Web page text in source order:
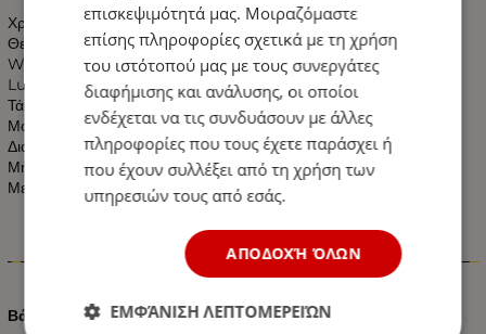
Χρώμα: Λευκό
Θερμοκρασία Χρώματος: 6000k Λευκό
Watt: 240W
Lumen: 19.200-21.600 LM το Λευκό Χρώμα.
Τάση: 10-30V DC
Μοίρες: 30°
Διαστάσεις:
Μήκος: 1054mm - Πλάτος: 100mm - Ύψος: 80mm
Με Πιστοποιητικά CE & RoHS
Χαρακτηριστικά
Βάρος (kg.)
επισκεψιμότητά μας. Μοιραζόμαστε
επίσης πληροφορίες σχετικά με τη χρήση
του ιστότοπού μας με τους συνεργάτες
διαφήμισης και ανάλυσης, οι οποίοι
ενδέχεται να τις συνδυάσουν με άλλες
πληροφορίες που τους έχετε παράσχει ή
που έχουν συλλέξει από τη χρήση των
υπηρεσιών τους από εσάς.
ΑΠΟΔΟΧΉ ΌΛΩΝ
ΕΜΦΆΝΙΣΗ ΛΕΠΤΟΜΕΡΕΙΏΝ